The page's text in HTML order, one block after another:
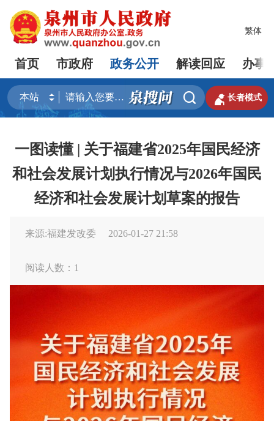
繁体
首页 市政府 政务公开 解读回应 办事
  长者模式
一图读懂 | 关于福建省2025年国民经济
和社会发展计划执行情况与2026年国民
经济和社会发展计划草案的报告
来源:福建发改委 2026-01-27 21:58
阅读人数： 1